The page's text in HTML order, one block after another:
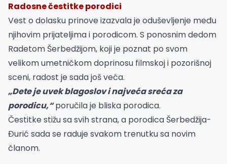
Radosne čestitke porodici
Vest o dolasku prinove izazvala je oduševljenje među
njihovim prijateljima i porodicom. S ponosnim dedom
Radetom Šerbedžijom, koji je poznat po svom
velikom umetničkom doprinosu filmskoj i pozorišnoj
sceni, radost je sada još veća.
„Dete je uvek blagoslov i najveća sreća za
porodicu,“poručila je bliska porodica.
Čestitke stižu sa svih strana, a porodica Šerbedžija-
Đurić sada se raduje svakom trenutku sa novim
članom.